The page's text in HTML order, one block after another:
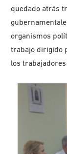
quedado atrás
organismos
trabajo dirigido
los